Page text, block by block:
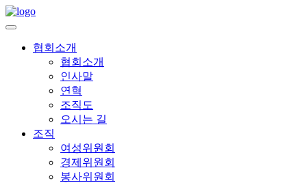
협회소개
협회소개
인사말
연혁
조직도
오시는 길
조직
여성위원회
경제위원회
봉사위원회